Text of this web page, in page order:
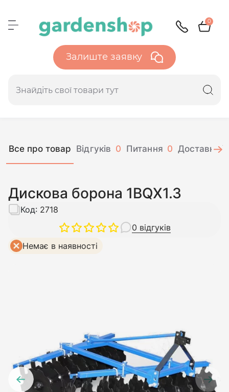
0
Залиште заявку
Все про товар Відгуків 0 Питання 0 Доставка і
Дискова борона 1BQX1.3
0 відгуків
Код: 2718
Немає в наявності